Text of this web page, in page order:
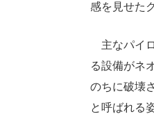
感を見せた
主なパイ
る設備がネ
のちに破壊
と呼ばれる